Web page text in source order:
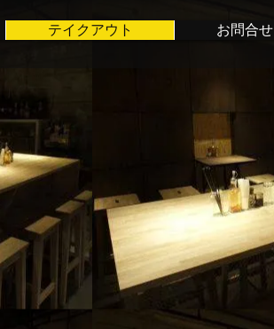
テイクアウト お問合せ